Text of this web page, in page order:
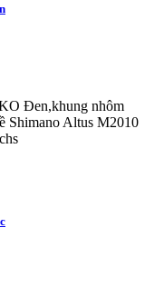
Đen,khung nhôm
Shimano Altus M2010